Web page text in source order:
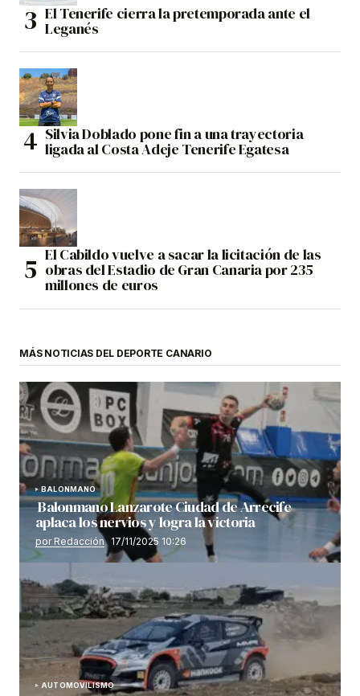
El Tenerife cierra la pretemporada ante el
Leganés
Silvia Doblado pone fin a una trayectoria
ligada al Costa Adeje Tenerife Egatesa
El Cabildo vuelve a sacar la licitación de las
obras del Estadio de Gran Canaria por 235
millones de euros
MÁS NOTICIAS DEL DEPORTE CANARIO
BALONMANO
Balonmano Lanzarote Ciudad de Arrecife
aplaca los nervios y logra la victoria
por Redacción 17/11/2025 10:26
AUTOMOVILISMO